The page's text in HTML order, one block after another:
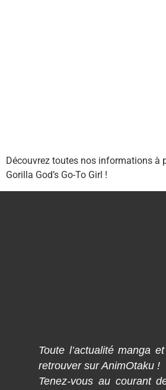
Découvrez toutes nos informations à
Gorilla God’s Go-To Girl !
Toute l’actualité manga
retrouver sur AnimOtaku !
Tenez-vous au courant